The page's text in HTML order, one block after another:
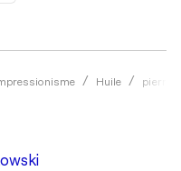
Huile pierre